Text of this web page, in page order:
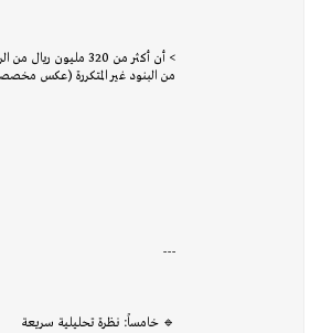
> أن أكثر من 320 مليون
من البنود غير المتكررة (عكس
---
🔹 خامساً: نظرة تحليلية سريعة